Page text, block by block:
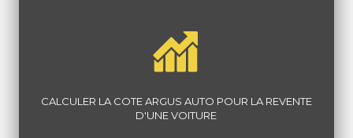
CALCULER LA COTE ARGUS AUTO POUR LA REVENTE
D'UNE VOITURE